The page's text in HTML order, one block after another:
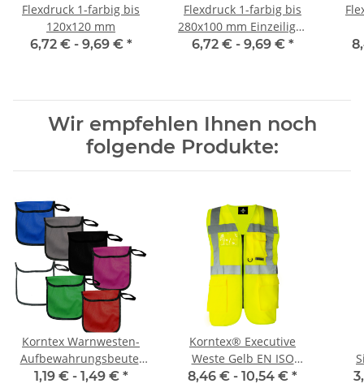
Flexdruck 1-farbig bis
120x120 mm
6,72 € - 9,69 € *
Flexdruck 1-farbig bis
280x100 mm Einzeiliger
Druck
6,72 € - 9,69 € *
Wir empfehlen Ihnen noch
folgende Produkte:
Korntex Warnwesten-
Aufbewahrungsbeutel
farbig
1,19 € - 1,49 € *
Korntex® Executive
Weste Gelb EN ISO
20471:2013 in 10 Größen
8,46 € - 10,54 € *